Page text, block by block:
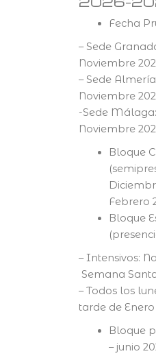
Fecha
– Sede
Noviembre
– Sede
Noviembre
-Sede
Noviembre
Bloque
Febrero
Bloque
– Intensivos:
Semana
– Todos los
tarde de
Bloque
– junio